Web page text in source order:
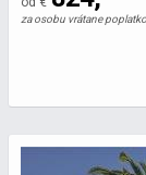
za osobu vrátane